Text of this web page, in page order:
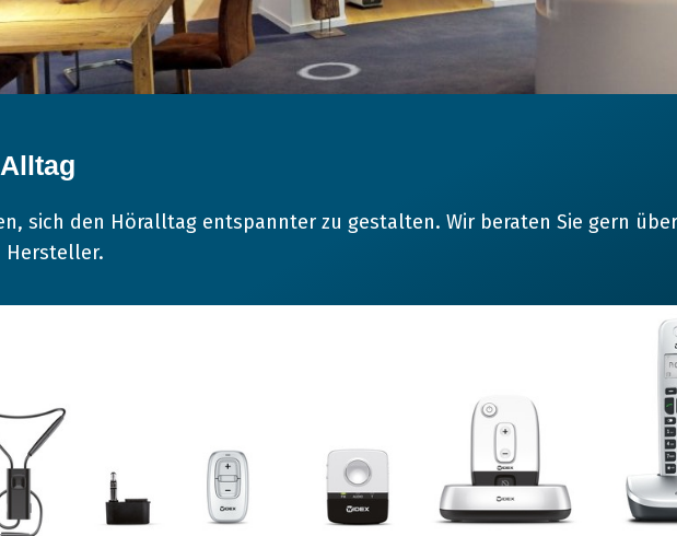
sich den Höralltag entspannter zu gestalten. Wir beraten Sie gern
Hersteller.